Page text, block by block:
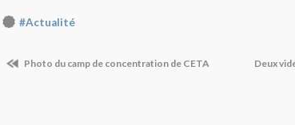
#Actualité
Photo du camp de concentration de CETA Deux